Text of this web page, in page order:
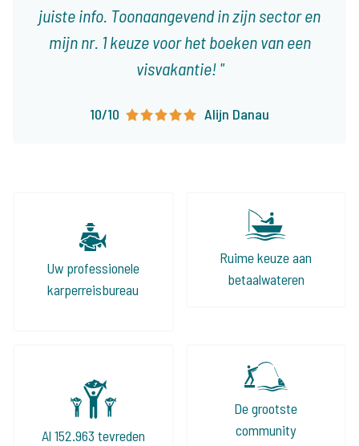
juiste info. Toonaangevend in zijn sector en
mijn nr. 1 keuze voor het boeken van een
visvakantie!
10/10 Alijn Danau
Uw professionele
karperreisbureau
Ruime keuze aan
betaalwateren
Al 152.963 tevreden
De grootste
community